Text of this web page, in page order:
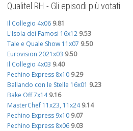
Qualitel RH - Gli episodi più votati
Il Collegio 4x06 9.81
L'Isola dei Famosi 16x12 9.53
Tale e Quale Show 11x07 9.50
Eurovision 2021x03 9.50
Il Collegio 4x03 9.40
Pechino Express 8x10 9.29
Ballando con le Stelle 16x01 9.23
Bake Off 7x14 9.16
MasterChef 11x23, 11x24 9.14
Pechino Express 9x10 9.07
Pechino Express 8x06 9.03